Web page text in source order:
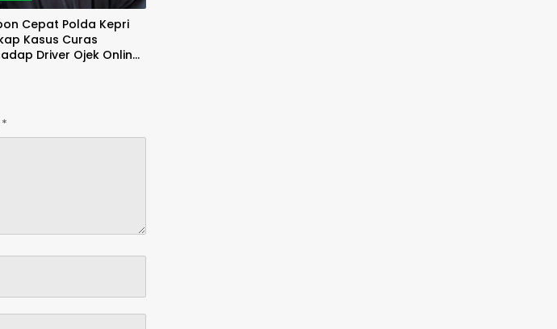
Cepat Polda Kepri
Kasus Curas
Driver Ojek Online
*